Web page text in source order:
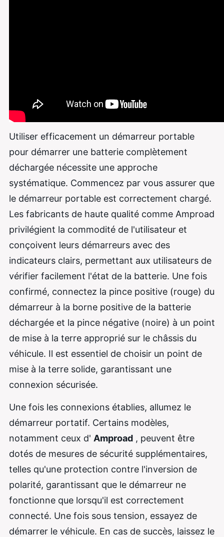
Utiliser efficacement un démarreur portable
pour démarrer une batterie complètement
déchargée nécessite une approche
systématique. Commencez par vous assurer que
le démarreur portable est correctement chargé.
Les fabricants de haute qualité comme Amproad
privilégient la commodité de l'utilisateur et
conçoivent leurs démarreurs avec des
indicateurs clairs, permettant aux utilisateurs de
vérifier facilement l'état de la batterie. Une fois
confirmé, connectez la pince positive (rouge) du
démarreur à la borne positive de la batterie
déchargée et la pince négative (noire) à un point
de mise à la terre approprié sur le châssis du
véhicule. Il est essentiel de choisir un point de
mise à la terre solide, garantissant une
connexion sécurisée.
Une fois les connexions établies, allumez le
démarreur portatif. Certains modèles,
notamment ceux d' Amproad , peuvent être
dotés de mesures de sécurité supplémentaires,
telles qu'une protection contre l'inversion de
polarité, garantissant que le démarreur ne
fonctionne que lorsqu'il est correctement
connecté. Une fois sous tension, essayez de
démarrer le véhicule. En cas de succès, laissez le